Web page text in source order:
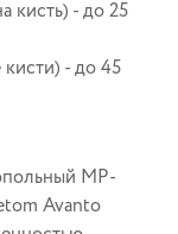
кисть) - до 25
- до 45
МР-
Avanto